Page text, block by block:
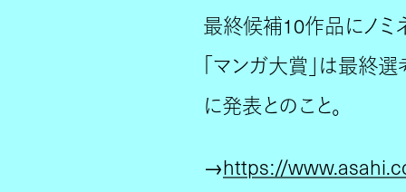
最終候補10作品にノミ
「マンガ大賞」は最終
に発表とのこと。
→https://